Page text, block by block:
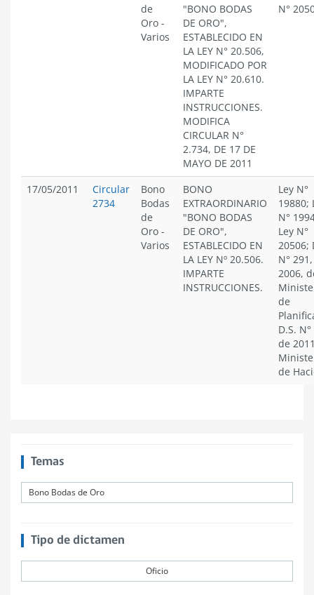
de
Oro -
Varios
"BONO BODAS
DE ORO",
ESTABLECIDO EN
LA LEY N° 20.506,
MODIFICADO POR
LA LEY N° 20.610.
IMPARTE
INSTRUCCIONES.
MODIFICA
CIRCULAR N°
2.734, DE 17 DE
MAYO DE 2011
N°
17/05/2011
Circular
2734
Bono
Bodas
de
Oro -
Varios
BONO
EXTRAORDINARIO
"BONO BODAS
DE ORO",
ESTABLECIDO EN
LA LEY Nº 20.506.
IMPARTE
INSTRUCCIONES.
Ley N°
19880;
N°
Ley N°
20506;
N°
2006,
de
D.S.
de
de
Temas
Bono Bodas de Oro
Tipo de dictamen
Oficio